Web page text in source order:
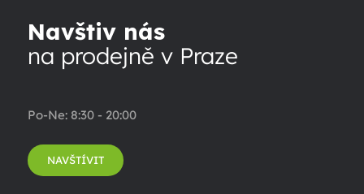
Navštiv nás
na prodejně v Praze
Po-Ne: 8:30 - 20:00
NAVŠTÍVIT